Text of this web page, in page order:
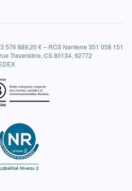
576 889,20 € – RCS Nanterre 351 058 151
Traversière, CS 80134, 92772